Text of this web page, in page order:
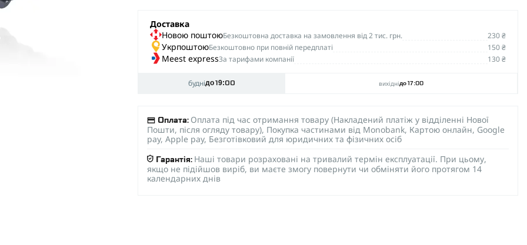
Доставка
Новою поштоюБезкоштовна доставка на замовлення від 2 тис. грн. 230 ₴
УкрпоштоюБезкоштовно при повній передплаті 150 ₴
Meest expressЗа тарифами компанії 130 ₴
буднідо 19:00 вихіднідо 17:00
Оплата: Оплата під час отримання товару (Накладений платіж у відділенні Нової
Пошти, після огляду товару), Покупка частинами від Monobank, Картою онлайн, Google
pay, Apple pay, Безготівковий для юридичних та фізичних осіб
Гарантія: Наші товари розраховані на тривалий термін експлуатації. При цьому,
якщо не підійшов виріб, ви маєте змогу повернути чи обміняти його протягом 14
календарних днів